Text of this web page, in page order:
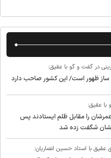
در گفت و گو با عقیق:
ظهور است/ این کشور صاحب دارد
عقیق:
را مقابل ظلم ایستادند پس
شگفت زده شد
با استاد حسین انصاریان: